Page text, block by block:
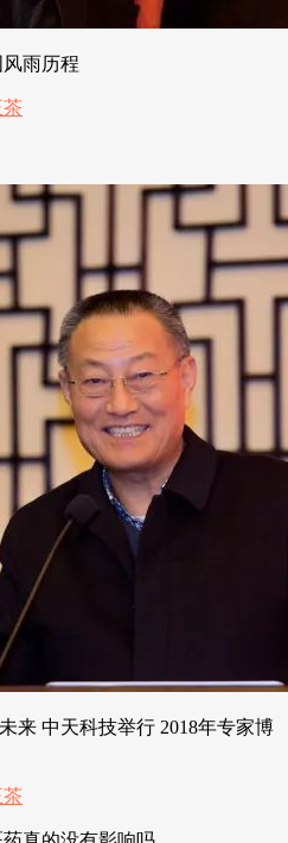
雨历程
来 中天科技举行 2018年专家博